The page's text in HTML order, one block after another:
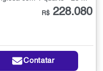
R$ 228.080
Contatar